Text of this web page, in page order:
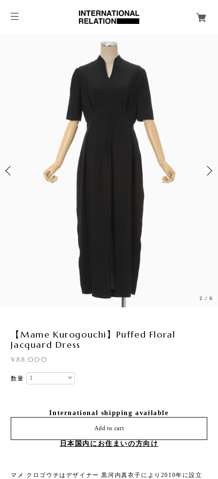
2 /6
【Mame Kurogouchi】Puffed Floral
Jacquard Dress
¥88,000
数量
International shipping available
Add to cart
日本国内にお住まいの方向け
マメ クロゴウチはデザイナー 黒河内真衣子により2010年に設立